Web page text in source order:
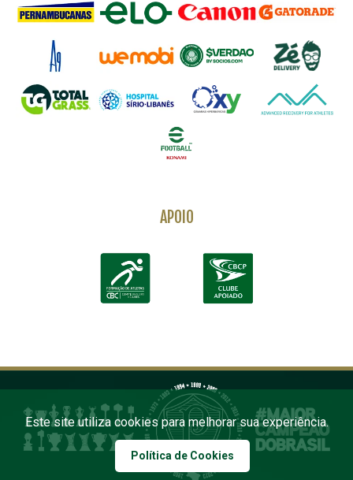
APOIO
Este site utiliza cookies para melhorar sua experiência.
Política de Cookies